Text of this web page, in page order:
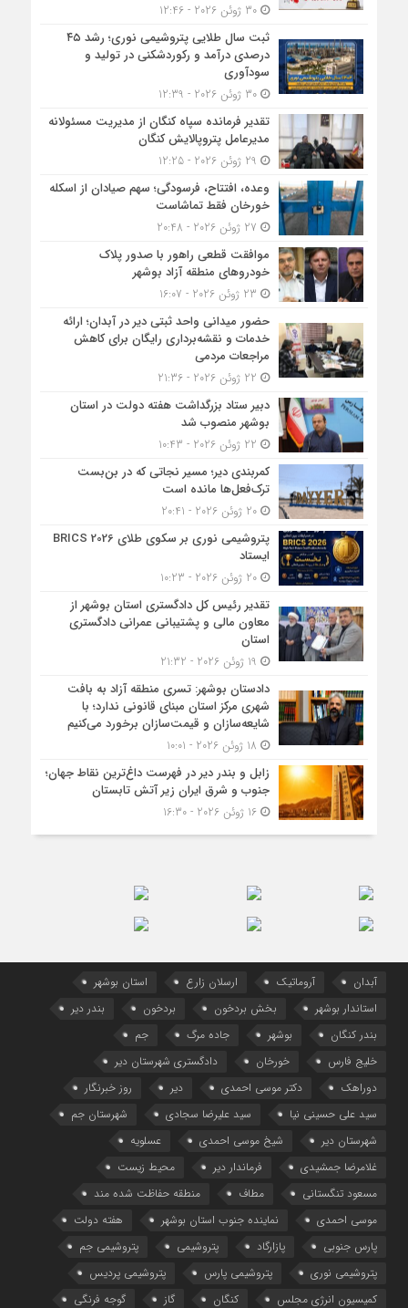
30 ژوئن 2026 - 12:46
ثبت سال طلایی پتروشیمی نوری؛ رشد ۴۵
درصدی درآمد و رکوردشکنی در تولید و
سودآوری
30 ژوئن 2026 - 12:39
تقدیر فرمانده سپاه کنگان از مدیریت مسئولانه
مدیرعامل پتروپالایش کنگان
وعده، افتتاح، فرسودگی؛ سهم صیادان از اسکله
خورخان فقط تماشاست
موافقت قطعی راهور با صدور پلاک
خودروهای منطقه آزاد بوشهر
حضور میدانی واحد ثبتی دیر در آبدان؛ ارائه
خدمات و نقشه‌برداری رایگان برای کاهش
مراجعات مردمی
دبیر ستاد بزرگداشت هفته دولت در استان
بوشهر منصوب شد
کمربندی دیر؛ مسیر نجاتی که در بن‌بست
ترک‌فعل‌ها مانده است
20 ژوئن 2026 - 20:41
پتروشیمی نوری بر سکوی طلای BRICS 2026
ایستاد
20 ژوئن 2026 - 10:23
تقدیر رئیس کل دادگستری استان بوشهر از
معاون مالی و پشتیبانی عمرانی دادگستری
استان
دادستان بوشهر: تسری منطقه آزاد به بافت
شهری مرکز استان مبنای قانونی ندارد؛ با
شایعه‌سازان و قیمت‌سازان برخورد می‌کنیم
زابل و بندر دیر در فهرست داغ‌ترین نقاط جهان؛
جنوب و شرق ایران زیر آتش تابستان
16 ژوئن 2026 - 16:30
آبدان آروماتیک ارسلان زارع
استان بوشهر
استاندار بوشهر
بخش بردخون بردخون
بندر دیر
بندر کنگان
بوشهر جاده مرگ
جم
خلیج فارس
خورخان
دادگستری شهرستان دیر
دوراهک
دکتر موسی احمدی دیر
روز خبرنگار
سید علی حسینی نیا
سید علیرضا سجادی
شهرستان جم
شهرستان دیر
شیخ موسی احمدی
عسلویه
غلامرضا جمشیدی
فرماندار دیر
محیط زیست
مسعود تنگستانی
مطاف
منطقه حفاظت شده مند
موسی احمدی
نماینده جنوب استان بوشهر
هفته دولت
پارس جنوبی
پازارگاد پتروشیمی
پتروشیمی جم
پتروشیمی نوری
پتروشیمی پارس
پتروشیمی پردیس
کمیسیون انرژی مجلس
کنگان گاز گوجه فرنگی